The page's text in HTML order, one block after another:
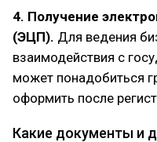
4. Получение
(ЭЦП). Для ведения
взаимодействия с
может понадобиться
оформить после
Какие документы и